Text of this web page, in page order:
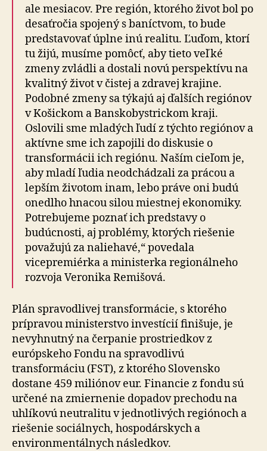
ale mesiacov. Pre región, ktorého život bol po
desaťročia spojený s baníctvom, to bude
predstavovať úplne inú realitu. Ľuďom, ktorí
tu žijú, musíme pomôcť, aby tieto veľké
zmeny zvládli a dostali novú perspektívu na
kvalitný život v čistej a zdravej krajine.
Podobné zmeny sa týkajú aj ďalších regiónov
v Košickom a Banskobystrickom kraji.
Oslovili sme mladých ľudí z týchto regiónov a
aktívne sme ich zapojili do diskusie o
transformácii ich regiónu. Naším cieľom je,
aby mladí ľudia neodchádzali za prácou a
lepším životom inam, lebo práve oni budú
onedlho hnacou silou miestnej ekonomiky.
Potrebujeme poznať ich predstavy o
budúcnosti, aj problémy, ktorých riešenie
považujú za naliehavé,“ povedala
vicepremiérka a ministerka regionálneho
rozvoja Veronika Remišová.
Plán spravodlivej transformácie, s ktorého
prípravou ministerstvo investícií finišuje, je
nevyhnutný na čerpanie prostriedkov z
európskeho Fondu na spravodlivú
transformáciu (FST), z ktorého Slovensko
dostane 459 miliónov eur. Financie z fondu sú
určené na zmiernenie dopadov prechodu na
uhlíkovú neutralitu v jednotlivých regiónoch a
riešenie sociálnych, hospodárskych a
environmentálnych následkov.